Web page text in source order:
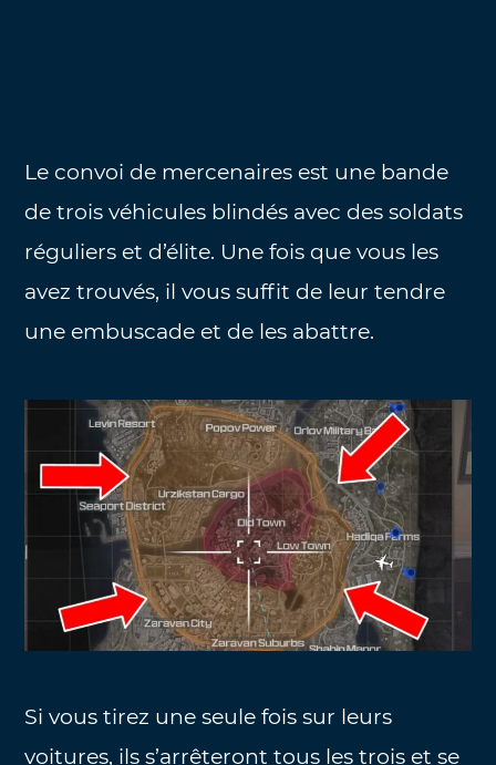
Le convoi de mercenaires est une bande
de trois véhicules blindés avec des soldats
réguliers et d’élite. Une fois que vous les
avez trouvés, il vous suffit de leur tendre
une embuscade et de les abattre.
Si vous tirez une seule fois sur leurs
voitures, ils s’arrêteront tous les trois et se